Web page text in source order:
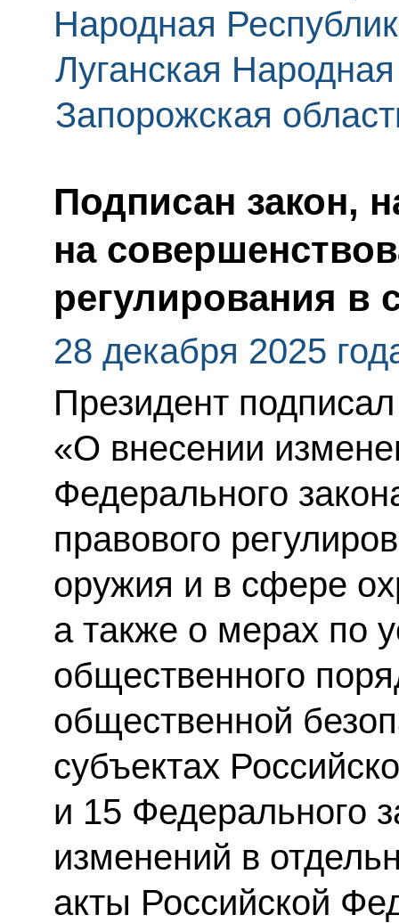
Народная
Луганская
Запорожская
Подписан закон,
на
регулирования в
28 декабря 2025
Президент
«О внесении
Федерального
правового
оружия и в сфере
а также о мерах по
общественного
общественной
субъектах
и 15 Федерального
изменений в
акты Российской